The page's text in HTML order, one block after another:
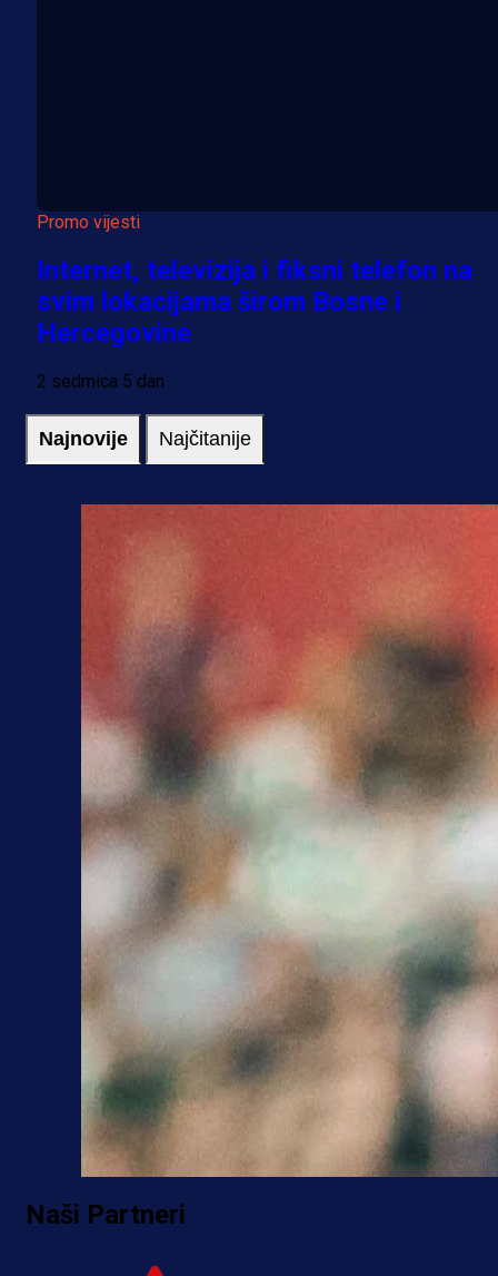
Promo vijesti
Internet, televizija i fiksni telefon na
svim lokacijama širom Bosne i
Hercegovine
2 sedmica 5 dan
Najnovije Najčitanije
Naši Partneri